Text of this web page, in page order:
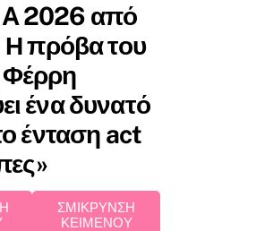
2026 από
πρόβα του
ένα δυνατό
ένταση act
ΣΜΙΚΡΥΝΣΗ
ΚΕΙΜΕΝΟΥ